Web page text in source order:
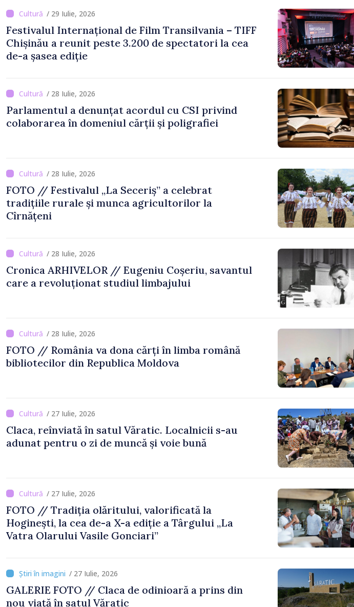
/ 29 Iulie, 2026
Festivalul Internațional de Film Transilvania – TIFF
Chișinău a reunit peste 3.200 de spectatori la cea
de-a șasea ediție
/ 28 Iulie, 2026
Parlamentul a denunțat acordul cu CSI privind
colaborarea în domeniul cărții și poligrafiei
/ 28 Iulie, 2026
FOTO // Festivalul „La Seceriș” a celebrat
tradițiile rurale și munca agricultorilor la
Cîrnățeni
/ 28 Iulie, 2026
Cronica ARHIVELOR // Eugeniu Coșeriu, savantul
care a revoluționat studiul limbajului
/ 28 Iulie, 2026
FOTO // România va dona cărți în limba română
bibliotecilor din Republica Moldova
/ 27 Iulie, 2026
Claca, reînviată în satul Văratic. Localnicii s-au
adunat pentru o zi de muncă și voie bună
/ 27 Iulie, 2026
FOTO // Tradiția olăritului, valorificată la
Hoginești, la cea de-a X-a ediție a Târgului „La
Vatra Olarului Vasile Gonciari”
/ 27 Iulie, 2026
GALERIE FOTO // Claca de odinioară a prins din
nou viață în satul Văratic